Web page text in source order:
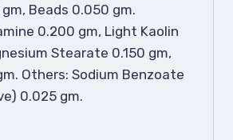
Beads 0.050 gm.
0.200 gm, Light Kaolin
Stearate 0.150 gm,
Others: Sodium Benzoate
0.025 gm.